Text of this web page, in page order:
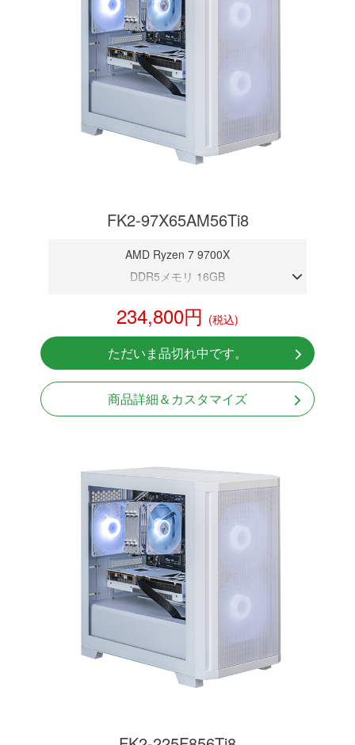
FK2-97X65AM56Ti8
AMD Ryzen 7 9700X
DDR5メモリ 16GB
NVMeSSD 1TB
Windows11 Home 64bit
234,800円 (税込)
ただいま品切れ中です。
商品詳細＆カスタマイズ